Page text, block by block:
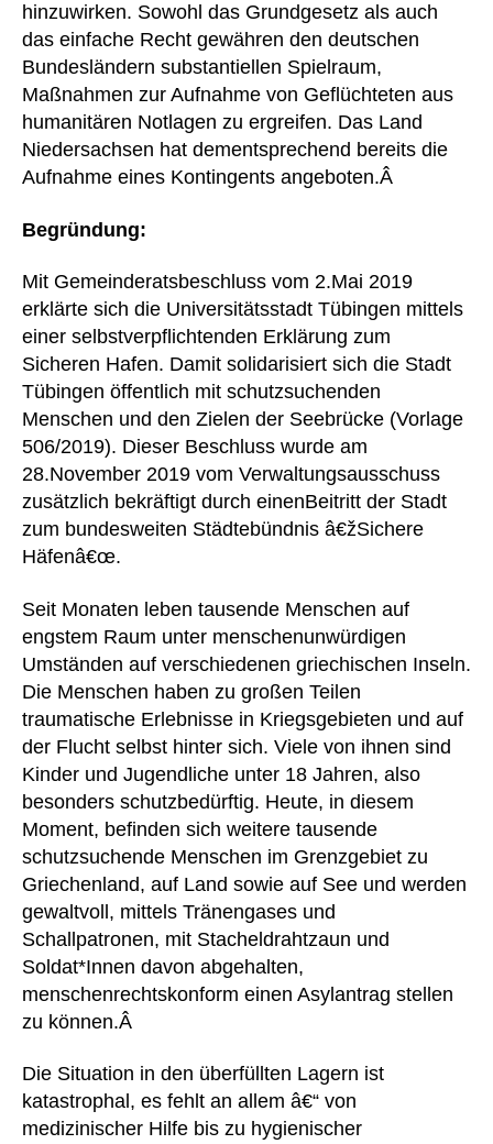
hinzuwirken. Sowohl das Grundgesetz als auch
das einfache Recht gewähren den deutschen
Bundesländern substantiellen Spielraum,
Maßnahmen zur Aufnahme von Geflüchteten aus
humanitären Notlagen zu ergreifen. Das Land
Niedersachsen hat dementsprechend bereits die
Aufnahme eines Kontingents angeboten.Â
Begründung:
Mit Gemeinderatsbeschluss vom 2.Mai 2019
erklärte sich die Universitätsstadt Tübingen mittels
einer selbstverpflichtenden Erklärung zum
Sicheren Hafen. Damit solidarisiert sich die Stadt
Tübingen öffentlich mit schutzsuchenden
Menschen und den Zielen der Seebrücke (Vorlage
506/2019). Dieser Beschluss wurde am
28.November 2019 vom Verwaltungsausschuss
zusätzlich bekräftigt durch einenBeitritt der Stadt
zum bundesweiten Städtebündnis â€žSichere
Häfenâ€œ.
Seit Monaten leben tausende Menschen auf
engstem Raum unter menschenunwürdigen
Umständen auf verschiedenen griechischen Inseln.
Die Menschen haben zu großen Teilen
traumatische Erlebnisse in Kriegsgebieten und auf
der Flucht selbst hinter sich. Viele von ihnen sind
Kinder und Jugendliche unter 18 Jahren, also
besonders schutzbedürftig. Heute, in diesem
Moment, befinden sich weitere tausende
schutzsuchende Menschen im Grenzgebiet zu
Griechenland, auf Land sowie auf See und werden
gewaltvoll, mittels Tränengases und
Schallpatronen, mit Stacheldrahtzaun und
Soldat*Innen davon abgehalten,
menschenrechtskonform einen Asylantrag stellen
zu können.Â
Die Situation in den überfüllten Lagern ist
katastrophal, es fehlt an allem â€“ von
medizinischer Hilfe bis zu hygienischer